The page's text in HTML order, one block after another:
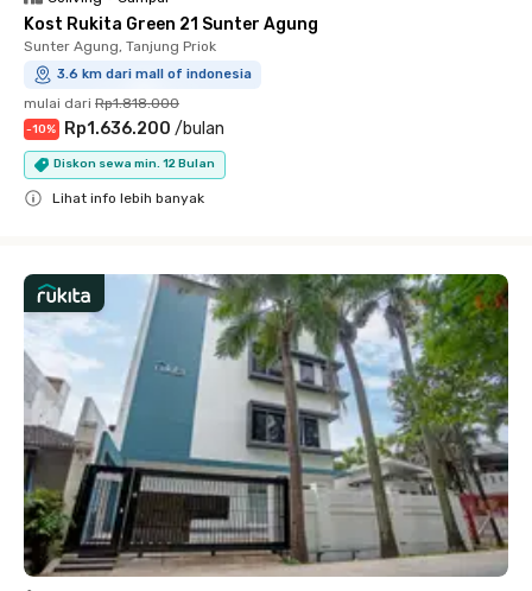
Kost Rukita Green 21 Sunter Agung
Sunter Agung, Tanjung Priok
3.6 km dari mall of indonesia
mulai dari Rp1.818.000
-10% Rp1.636.200 /bulan
Diskon sewa min. 12 Bulan
Lihat info lebih banyak